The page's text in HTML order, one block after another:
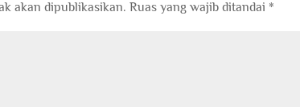
akan dipublikasikan. Ruas yang wajib ditandai *